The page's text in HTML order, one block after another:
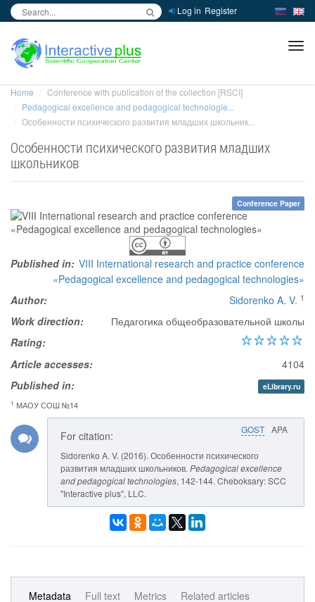
Log in Register
Home
Conference with publication of the collection [RSCI]
Pedagogical excellence and pedagogical technologie...
Особенности психического развития младших школьник...
Особенности психического развития младших
школьников
Conference Paper
Published in: VIII International research and practice conference
«Pedagogical excellence and pedagogical technologies»
Author:
Sidorenko A. V. 1
Work direction:
Педагогика общеобразовательной школы
Rating:
Article accesses:
4104
Published in:
eLibrary.ru
1 МАОУ СОШ №14
GOST APA
For citation:
Sidorenko A. V. (2016). Особенности психического
развития младших школьников. Pedagogical excellence
and pedagogical technologies, 142-144. Cheboksary: SCC
"Interactive plus", LLC.
Metadata Full text Metrics Related articles